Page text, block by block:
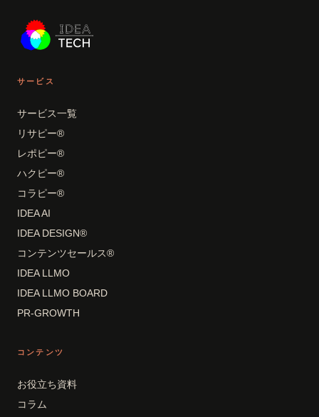
サービス
サービス一覧
リサピー®
レポピー®
ハクピー®
コラピー®
IDEA AI
IDEA DESIGN®
コンテンツセールス®
IDEA LLMO
IDEA LLMO BOARD
PR-GROWTH
コンテンツ
お役立ち資料
コラム